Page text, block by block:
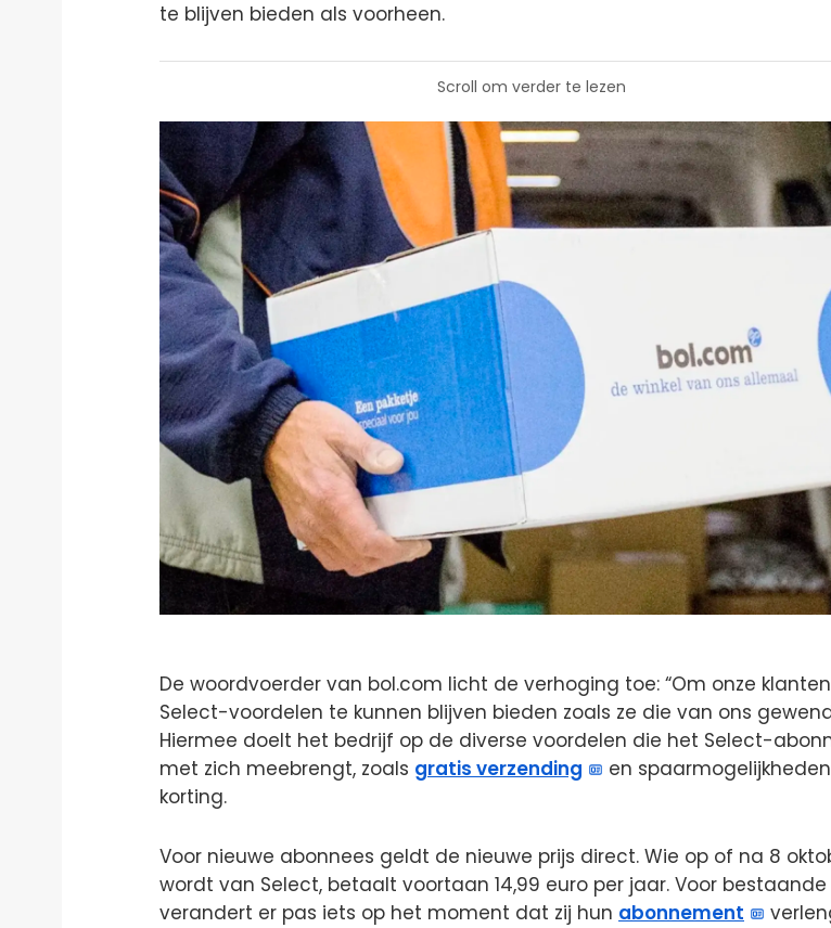
te blijven bieden als voorheen.
Scroll om verder te lezen
De woordvoerder van bol.com licht de verhoging toe: “Om onze
Select-voordelen te kunnen blijven bieden zoals ze die van ons gewend
Hiermee doelt het bedrijf op de diverse voordelen die het Select-
met zich meebrengt, zoals gratis verzending
en
korting.
Voor nieuwe abonnees geldt de nieuwe prijs direct. Wie op of na 8
wordt van Select, betaalt voortaan 14,99 euro per jaar. Voor
verandert er pas iets op het moment dat zij hun abonnement